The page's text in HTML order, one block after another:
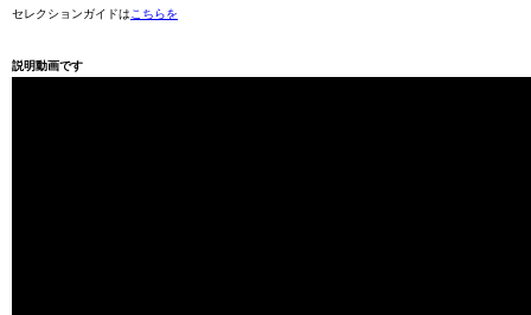
セレクションガイドはこちらを
説明動画です